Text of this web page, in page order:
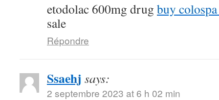
etodolac 600mg drug buy
sale
Répondre
Ssaehj says:
2 septembre 2023 at 6 h 02 min